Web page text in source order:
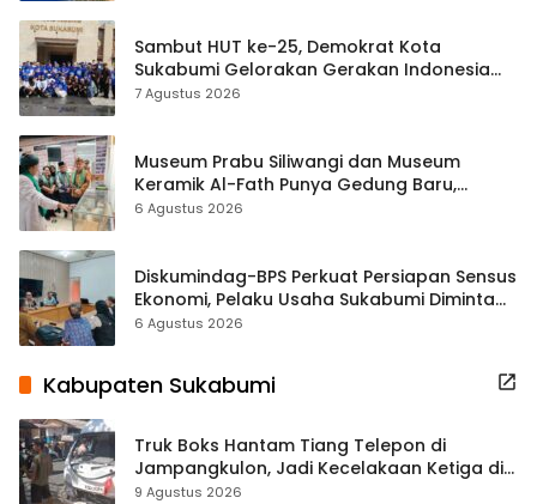
Sambut HUT ke-25, Demokrat Kota
Sukabumi Gelorakan Gerakan Indonesia
ASRI Lewat Aksi Bersih Masjid Agung
7 Agustus 2026
Museum Prabu Siliwangi dan Museum
Keramik Al-Fath Punya Gedung Baru,
Hampir 500 Koleksi Dipisahkan
6 Agustus 2026
Diskumindag-BPS Perkuat Persiapan Sensus
Ekonomi, Pelaku Usaha Sukabumi Diminta
Terbuka Beri Data
6 Agustus 2026
Kabupaten Sukabumi
Truk Boks Hantam Tiang Telepon di
Jampangkulon, Jadi Kecelakaan Ketiga di
Titik yang Sama
9 Agustus 2026